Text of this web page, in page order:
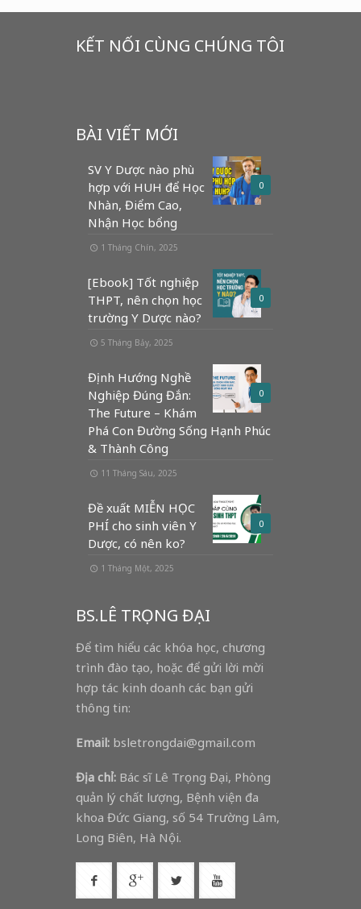
KẾT NỐI CÙNG CHÚNG TÔI
BÀI VIẾT MỚI
0
SV Y Dược nào phù
hợp với HUH để Học
Nhàn, Điểm Cao,
Nhận Học bổng
1 Tháng Chín, 2025
0
[Ebook] Tốt nghiệp
THPT, nên chọn học
trường Y Dược nào?
5 Tháng Bảy, 2025
0
Định Hướng Nghề
Nghiệp Đúng Đắn:
The Future – Khám
Phá Con Đường Sống Hạnh Phúc
& Thành Công
11 Tháng Sáu, 2025
0
Đề xuất MIỄN HỌC
PHÍ cho sinh viên Y
Dược, có nên ko?
1 Tháng Một, 2025
BS.LÊ TRỌNG ĐẠI
Để tìm hiểu các khóa học, chương
trình đào tạo, hoặc để gửi lời mời
hợp tác kinh doanh các bạn gửi
thông tin:
Email: bsletrongdai@gmail.com
Địa chỉ: Bác sĩ Lê Trọng Đại, Phòng
quản lý chất lượng, Bệnh viện đa
khoa Đức Giang, số 54 Trường Lâm,
Long Biên, Hà Nội.